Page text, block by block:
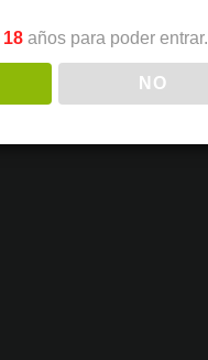
18años para poder entrar.
NO